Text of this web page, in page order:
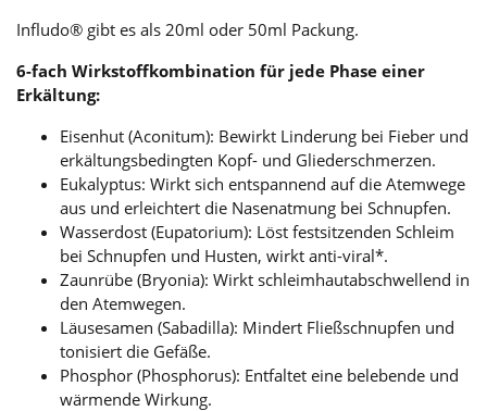
Infludo® gibt es als 20ml oder 50ml Packung.
6-fach Wirkstoffkombination für jede Phase einer
Erkältung:
Eisenhut (Aconitum): Bewirkt Linderung bei Fieber und
erkältungsbedingten Kopf- und Gliederschmerzen.
Eukalyptus: Wirkt sich entspannend auf die Atemwege
aus und erleichtert die Nasenatmung bei Schnupfen.
Wasserdost (Eupatorium): Löst festsitzenden Schleim
bei Schnupfen und Husten, wirkt anti-viral*.
Zaunrübe (Bryonia): Wirkt schleimhautabschwellend in
den Atemwegen.
Läusesamen (Sabadilla): Mindert Fließschnupfen und
tonisiert die Gefäße.
Phosphor (Phosphorus): Entfaltet eine belebende und
wärmende Wirkung.